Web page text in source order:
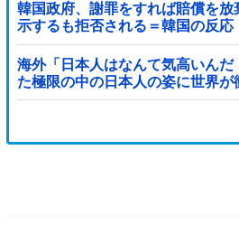
韓国政府、謝罪をすれば賠償を
示するも拒否される＝韓国の反応
海外「日本人はなんて気高いんだ
た極限の中の日本人の姿に世界が